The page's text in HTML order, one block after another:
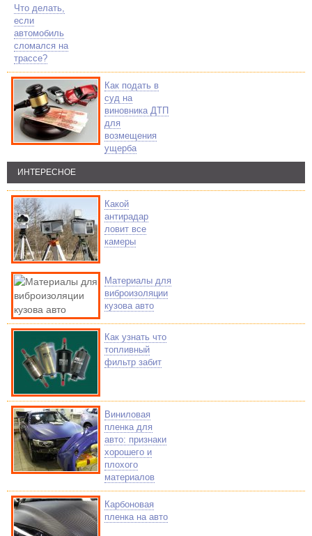
Что делать,
если
автомобиль
сломался на
трассе?
Как подать в
суд на
виновника ДТП
для
возмещения
ущерба
ИНТЕРЕСНОЕ
Какой
антирадар
ловит все
камеры
Материалы для
виброизоляции
кузова авто
Как узнать что
топливный
фильтр забит
Виниловая
пленка для
авто: признаки
хорошего и
плохого
материалов
Карбоновая
пленка на авто